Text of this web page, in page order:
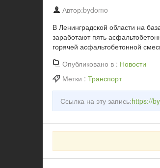
Автор:bydomo
В Ленинградской области на
заработают пять
горячей асфальтобетонной
Опубликовано в : Новости
Метки : Транспорт
Ссылка на эту запись:https://